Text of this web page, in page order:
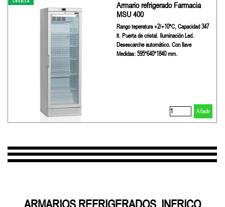
Armario refrigerado Farmacia
MSU 400
Rango teperatura +2/+10ºC, Capacidad 347
lt. Puerta de cristal. Iluminación Led.
Desescarche automático. Con llave
Medidas: 595*640*1840 mm.
Añadir
ARMARIOS REFRIGERADOS INFRICO